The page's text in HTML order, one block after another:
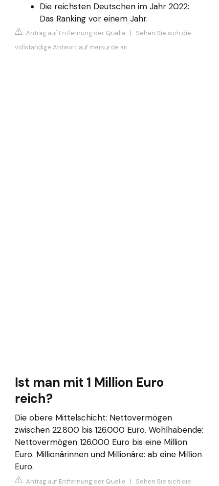
Die reichsten Deutschen im Jahr 2022:
Das Ranking vor einem Jahr.
Antrag auf Entfernung der Quelle | Sehen Sie sich die
vollständige Antwort auf merkur.de an
Ist man mit 1 Million Euro
reich?
Die obere Mittelschicht: Nettovermögen
zwischen 22.800 bis 126.000 Euro. Wohlhabende:
Nettovermögen 126.000 Euro bis eine Million
Euro. Millionärinnen und Millionäre: ab eine Million
Euro.
Antrag auf Entfernung der Quelle | Sehen Sie sich die